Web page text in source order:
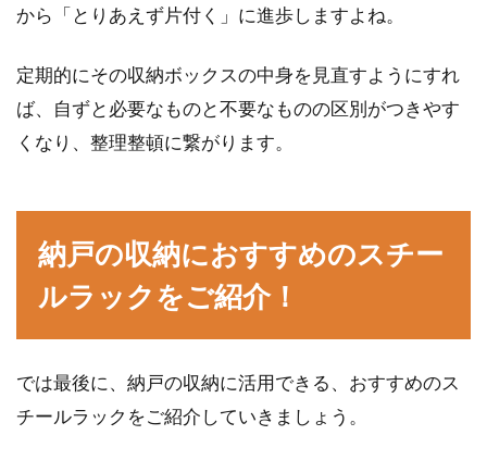
から「とりあえず片付く」に進歩しますよね。
定期的にその収納ボックスの中身を見直すようにすれ
ば、自ずと必要なものと不要なものの区別がつきやす
くなり、整理整頓に繋がります。
納戸の収納におすすめのスチー
ルラックをご紹介！
では最後に、納戸の収納に活用できる、おすすめのス
チールラックをご紹介していきましょう。